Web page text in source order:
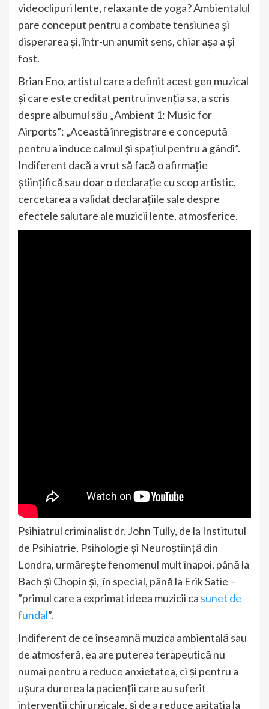
videoclipuri lente, relaxante de yoga? Ambientalul
pare conceput pentru a combate tensiunea și
disperarea și, într-un anumit sens, chiar așa a și
fost.
Brian Eno, artistul care a definit acest gen muzical
și care este creditat pentru invenția sa, a scris
despre albumul său „Ambient 1: Music for
Airports”: „Această înregistrare e concepută
pentru a induce calmul și spațiul pentru a gândi”.
Indiferent dacă a vrut să facă o afirmație
științifică sau doar o declarație cu scop artistic,
cercetarea a validat declarațiile sale despre
efectele salutare ale muzicii lente, atmosferice.
Psihiatrul criminalist dr. John Tully, de la Institutul
de Psihiatrie, Psihologie și Neuroștiință din
Londra, urmărește fenomenul mult înapoi, până la
Bach și Chopin și, în special, până la Erik Satie –
”primul care a exprimat ideea muzicii ca sunet de
fundal”.
Indiferent de ce înseamnă muzica ambientală sau
de atmosferă, ea are puterea terapeutică nu
numai pentru a reduce anxietatea, ci și pentru a
ușura durerea la pacienții care au suferit
intervenții chirurgicale, și de a reduce agitația la